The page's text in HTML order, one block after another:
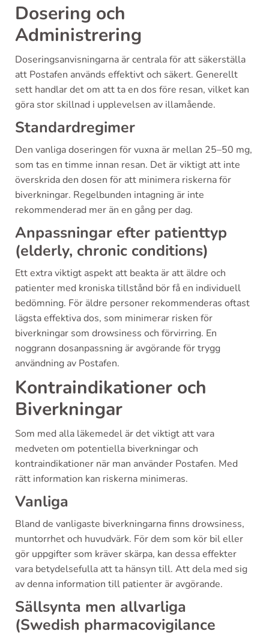
Dosering och
Administrering
Doseringsanvisningarna är centrala för att säkerställa
att Postafen används effektivt och säkert. Generellt
sett handlar det om att ta en dos före resan, vilket kan
göra stor skillnad i upplevelsen av illamående.
Standardregimer
Den vanliga doseringen för vuxna är mellan 25–50 mg,
som tas en timme innan resan. Det är viktigt att inte
överskrida den dosen för att minimera riskerna för
biverkningar. Regelbunden intagning är inte
rekommenderad mer än en gång per dag.
Anpassningar efter patienttyp
(elderly, chronic conditions)
Ett extra viktigt aspekt att beakta är att äldre och
patienter med kroniska tillstånd bör få en individuell
bedömning. För äldre personer rekommenderas oftast
lägsta effektiva dos, som minimerar risken för
biverkningar som drowsiness och förvirring. En
noggrann dosanpassning är avgörande för trygg
användning av Postafen.
Kontraindikationer och
Biverkningar
Som med alla läkemedel är det viktigt att vara
medveten om potentiella biverkningar och
kontraindikationer när man använder Postafen. Med
rätt information kan riskerna minimeras.
Vanliga
Bland de vanligaste biverkningarna finns drowsiness,
muntorrhet och huvudvärk. För dem som kör bil eller
gör uppgifter som kräver skärpa, kan dessa effekter
vara betydelsefulla att ta hänsyn till. Att dela med sig
av denna information till patienter är avgörande.
Sällsynta men allvarliga
(Swedish pharmacovigilance